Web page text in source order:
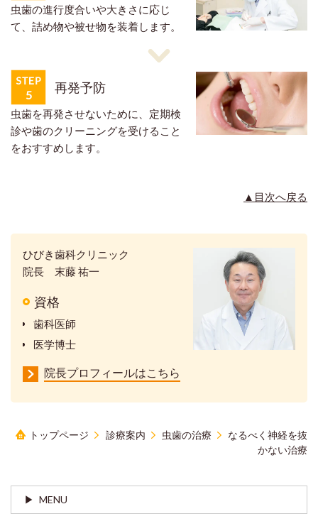
虫歯の進行度合いや大きさに応じ
て、詰め物や被せ物を装着します。
再発予防
虫歯を再発させないために、定期検
診や歯のクリーニングを受けること
をおすすめします。
▲目次へ戻る
ひびき歯科クリニック
院長 末藤 祐一
資格
歯科医師
医学博士
院長プロフィールはこちら
トップページ 診療案内 虫歯の治療
なるべく神経を抜
かない治療
MENU